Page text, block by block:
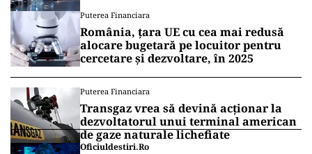
Puterea Financiara
România, țara UE cu cea mai redusă
alocare bugetară pe locuitor pentru
cercetare și dezvoltare, în 2025
Puterea Financiara
Transgaz vrea să devină acționar la
dezvoltatorul unui terminal american
de gaze naturale lichefiate
Oficiuldestiri.ro